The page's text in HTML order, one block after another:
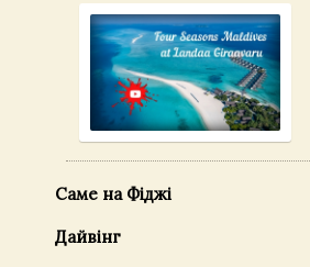
Саме на Фіджі
Дайвінг